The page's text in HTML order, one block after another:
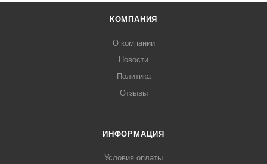
КОМПАНИЯ
О компании
Новости
Политика
Отзывы
ИНФОРМАЦИЯ
Условия оплаты